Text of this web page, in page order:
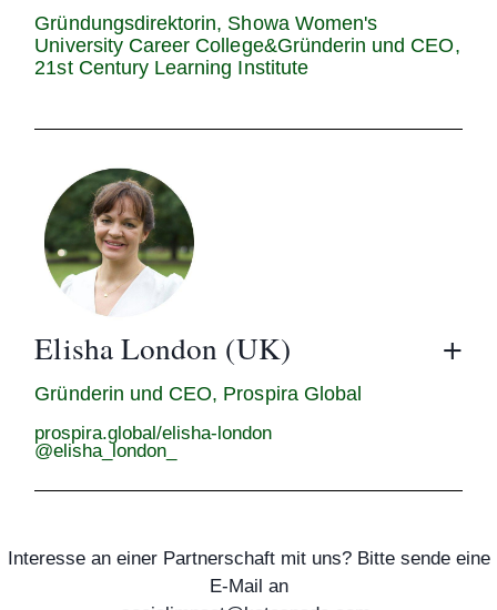
Gründungsdirektorin, Showa Women's
University Career College&Gründerin und CEO,
21st Century Learning Institute
Elisha London (UK)
Gründerin und CEO, Prospira Global
prospira.global/elisha-london
@elisha_london_
Interesse an einer Partnerschaft mit uns? Bitte sende eine
E-Mail an